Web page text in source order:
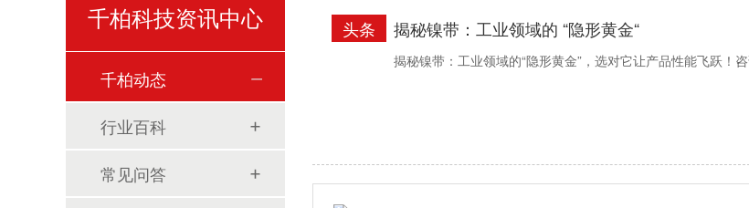
揭秘镍带：工业领域的 “隐形黄金“
头条
揭秘镍带：工业领域的“隐形黄金”，选对它让产品性能飞跃！
千柏科技资讯中心
千柏动态
行业百科
常见问答